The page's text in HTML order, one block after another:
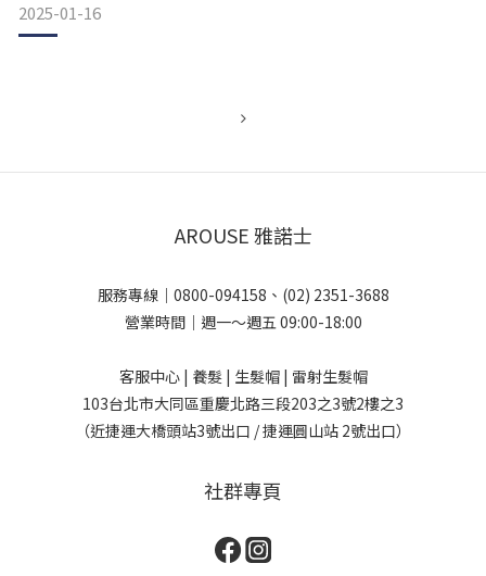
有經過足夠的生長期就進入休止期，那麼掉下來的頭髮，一定
會偏細、偏軟、偏短。因此，一旦發現自己掉落的頭髮偏細
2025-01-16
AROUSE 雅諾士
服務專線｜0800-094158、(02) 2351-3688
營業時間｜週一～週五 09:00-18:00
客服中心 | 養髮 | 生髮帽 | 雷射生髮帽
103台北市大同區重慶北路三段203之3號2樓之3
（近捷運大橋頭站3號出口 / 捷運圓山站 2號出口）
社群專頁